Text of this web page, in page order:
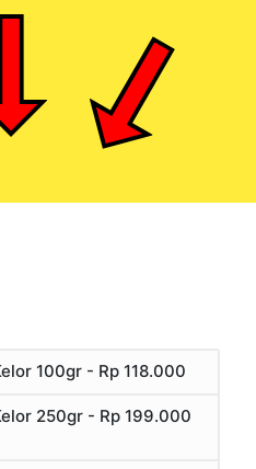
100gr - Rp 118.000
250gr - Rp 199.000